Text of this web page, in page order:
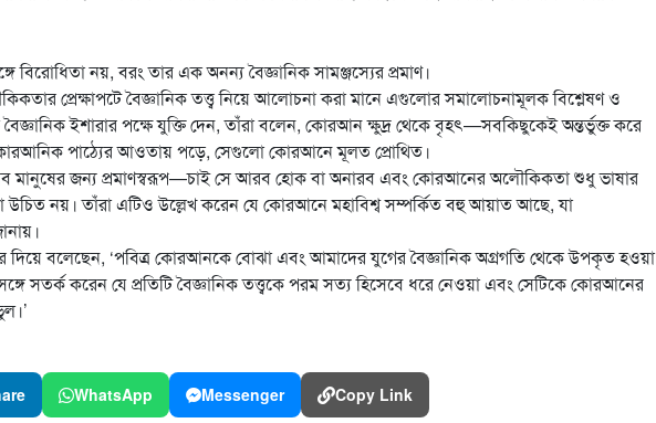
বিরোধিতা নয়, বরং তার এক অনন্য বৈজ্ঞানিক সামঞ্জস্যের প্রমাণ।
প্রেক্ষাপটে বৈজ্ঞানিক তত্ত্ব নিয়ে আলোচনা করা মানে এগুলোর সমালোচনামূলক বিশ্লেষণ ও
ইশারার পক্ষে যুক্তি দেন, তাঁরা বলেন, কোরআন ক্ষুদ্র থেকে বৃহৎ—সবকিছুকেই অন্তর্ভুক্ত করে
পাঠ্যের আওতায় পড়ে, সেগুলো কোরআনে মূলত প্রোথিত।
মানুষের জন্য প্রমাণস্বরূপ—চাই সে আরব হোক বা অনারব এবং কোরআনের অলৌকিকতা শুধু ভাষার
উচিত নয়। তাঁরা এটিও উল্লেখ করেন যে কোরআনে মহাবিশ্ব সম্পর্কিত বহু আয়াত আছে, যা
বলেছেন, ‘পবিত্র কোরআনকে বোঝা এবং আমাদের যুগের বৈজ্ঞানিক অগ্রগতি থেকে উপকৃত হওয়া
সতর্ক করেন যে প্রতিটি বৈজ্ঞানিক তত্ত্বকে পরম সত্য হিসেবে ধরে নেওয়া এবং সেটিকে কোরআনের
WhatsApp Messenger Copy Link